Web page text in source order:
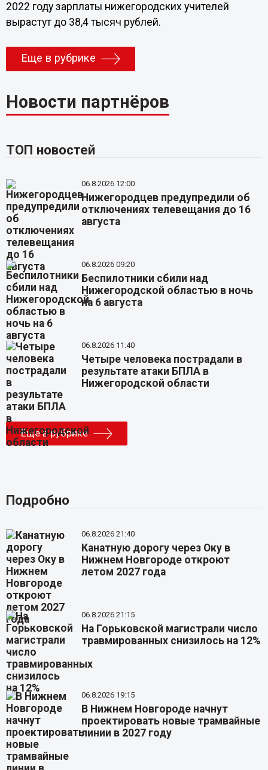
2022 году зарплаты нижегородских учителей
вырастут до 38,4 тысяч рублей.
Еще в рубрике
Новости партнёров
ТОП новостей
06.8.2026 12:00
Нижегородцев предупредили об
отключениях телевещания до 16
августа
06.8.2026 09:20
Беспилотники сбили над
Нижегородской областью в ночь
на 6 августа
06.8.2026 11:40
Четыре человека пострадали в
результате атаки БПЛА в
Нижегородской области
Еще в рубрике
Подробно
06.8.2026 21:40
Канатную дорогу через Оку в
Нижнем Новгороде откроют
летом 2027 года
06.8.2026 21:15
На Горьковской магистрали число
травмированных снизилось на 12%
06.8.2026 19:15
В Нижнем Новгороде начнут
проектировать новые трамвайные
линии в 2027 году